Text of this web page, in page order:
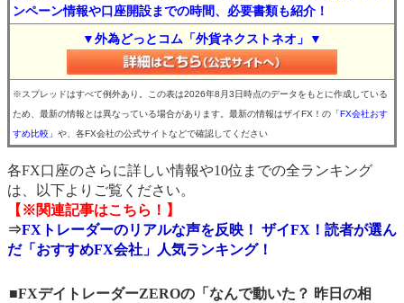
ンペーン情報や口座開設までの時間、必要書類も紹介！
▼外為どっとコム「外貨ネクストネオ」▼
※スプレッドはすべて例外あり。この表は2026年8月3日時点のデータをもとに作成している
ため、最新の情報とは異なっている場合があります。最新の情報はザイFX！の 「FX会社おす
すめ比較」 や、各FX会社の公式サイトなどで確認してください
各FX口座のさらに詳しい情報や10位までの全ランキング
は、以下よりご覧ください。
【※関連記事はこちら！】
⇒FXトレーダーのリアルな声を反映！ ザイFX！読者が選ん
だ「おすすめFX会社」人気ランキング！
■FXデイトレーダーZEROの「なんで動いた？ 昨日の相